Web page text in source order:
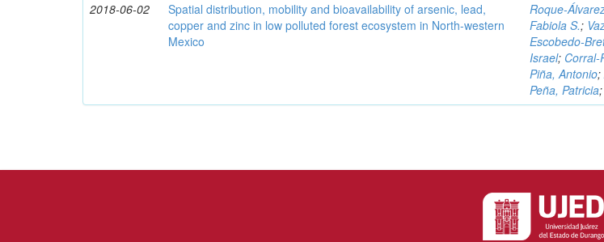
2018-06-02
Spatial distribution, mobility and bioavailability of arsenic, lead,
copper and zinc in low polluted forest ecosystem in North-western
Mexico
Roque-
Fabiola S.;
Escobedo-
Israel; Corral-
Piña, Antonio;
Peña, Patricia